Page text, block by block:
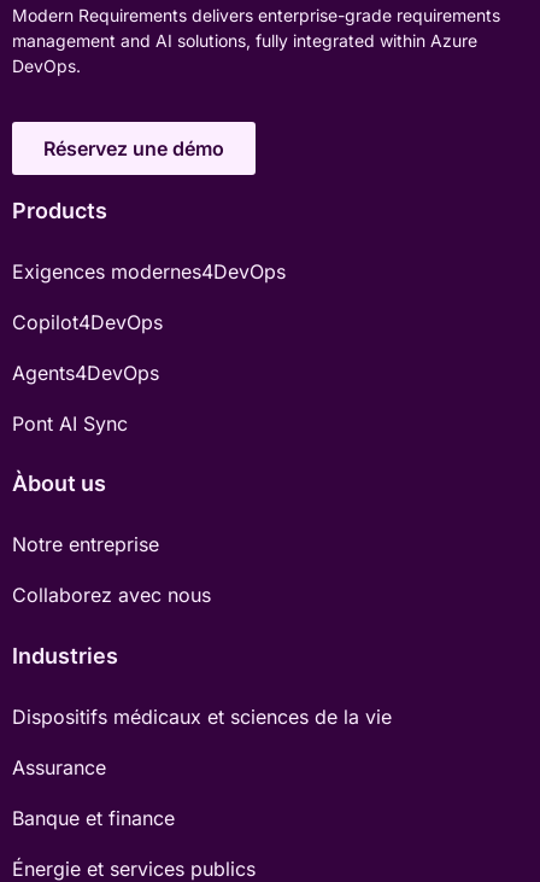
Modern Requirements delivers enterprise-grade requirements
management and AI solutions, fully integrated within Azure
DevOps.
Réservez une démo
Products
Exigences modernes4DevOps
Copilot4DevOps
Agents4DevOps
Pont AI Sync
Àbout us
Notre entreprise
Collaborez avec nous
Industries
Dispositifs médicaux et sciences de la vie
Assurance
Banque et finance
Énergie et services publics